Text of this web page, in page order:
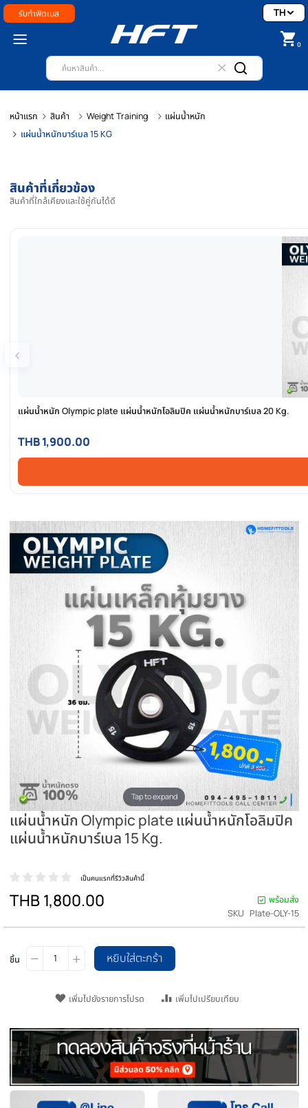
รับทำฟิตเนส
หน้าแรก สินค้า Weight Training
แผ่นน้ำหนัก Olympic plate แผ่นน้ำหนักโอลิ
แผ่นน้ำหนักบาร์เบล 15 Kg.
THB 1,800.00
ชิ้น หยิบใส่ตะกร้า
สินค้าที่เกี่ยวข้อง
แผ่นน้ำหนัก Olympic plate แผ่นน้ำหนักโอลิมปิค แผ่นน้ำหนักบาร์เบล 20
THB 1,900.00